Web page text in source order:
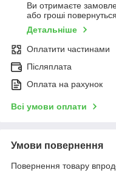
Ви отримаєте
або гроші
Детальніше
Оплатити частинами
Післяплата
Оплата на рахунок
Всі умови оплати
Умови повернення
Повернення товару